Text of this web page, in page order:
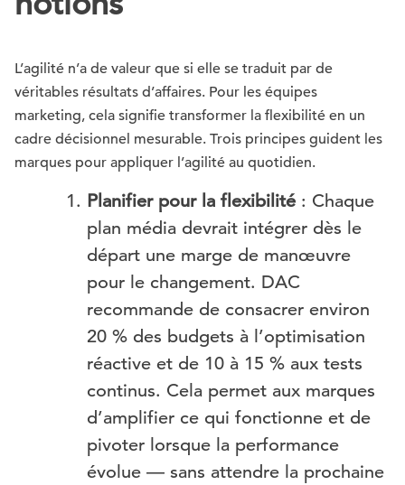
L’agilité n’a de valeur que si elle se traduit par de
véritables résultats d’affaires. Pour les équipes
marketing, cela signifie transformer la flexibilité en un
cadre décisionnel mesurable. Trois principes guident les
marques pour appliquer l’agilité au quotidien.
Planifier pour la flexibilité : Chaque
plan média devrait intégrer dès le
départ une marge de manœuvre
pour le changement. DAC
recommande de consacrer environ
20 % des budgets à l’optimisation
réactive et de 10 à 15 % aux tests
continus. Cela permet aux marques
d’amplifier ce qui fonctionne et de
pivoter lorsque la performance
évolue — sans attendre la prochaine